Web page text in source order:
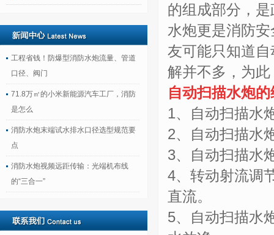
工程省钱！防爆型消防水炮流量、管道
口径、阀门
71.8万㎡的小米新能源汽车工厂，消防
是怎么
消防水炮末端试水排水口径选型规范要
点
消防水炮视频远距传输：光端机布线
的“三合一”
的组成部分，
水炮更是消防
友可能只知道
解并不多，为
自动扫描水炮
1、自动扫描水
2、自动扫描水
3、自动扫描水
4、转动射流调
直流。
5、自动扫描水